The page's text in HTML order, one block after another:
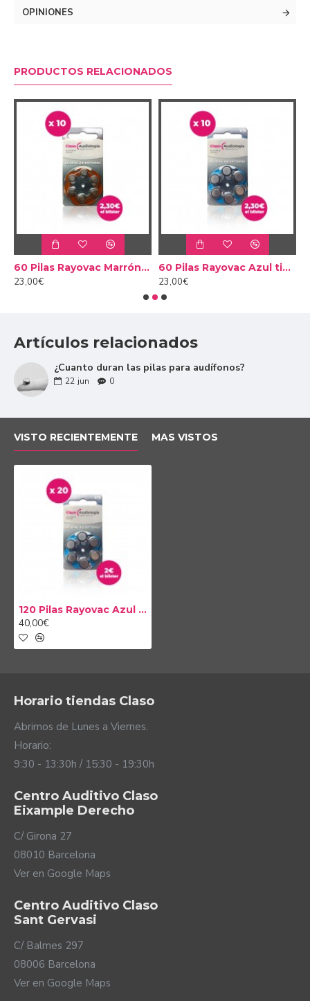
cada una
OPINIONES
PRODUCTOS RELACIONADOS
60 Pilas Rayovac Marrón tipo 312 (10 packs)
23,00€
60 Pilas Rayovac Azul tipo 675 (10 packs)
23,00€
Artículos relacionados
¿Cuanto duran las pilas para audífonos?
22 jun 0
VISTO RECIENTEMENTE MAS VISTOS
120 Pilas Rayovac Azul tipo 675 (20 packs)
40,00€
Horario tiendas Claso
Abrimos de Lunes a Viernes.
Horario:
9:30 - 13:30h / 15:30 - 19:30h
Centro Auditivo Claso
Eixample Derecho
C/ Girona 27
08010 Barcelona
Ver en Google Maps
Centro Auditivo Claso
Sant Gervasi
C/ Balmes 297
08006 Barcelona
Ver en Google Maps